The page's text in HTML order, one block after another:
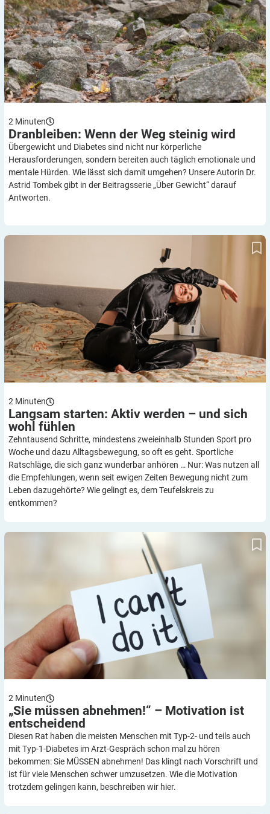
2 Minuten
Dranbleiben: Wenn der Weg steinig wird
Übergewicht und Diabetes sind nicht nur körperliche
Herausforderungen, sondern bereiten auch täglich emotionale und
mentale Hürden. Wie lässt sich damit umgehen? Unsere Autorin Dr.
Astrid Tombek gibt in der Beitragsserie „Über Gewicht“ darauf
Antworten.
2 Minuten
Langsam starten: Aktiv werden – und sich
wohl fühlen
Zehntausend Schritte, mindestens zweieinhalb Stunden Sport pro
Woche und dazu Alltagsbewegung, so oft es geht. Sportliche
Ratschläge, die sich ganz wunderbar anhören … Nur: Was nutzen all
die Empfehlungen, wenn seit ewigen Zeiten Bewegung nicht zum
Leben dazugehörte? Wie gelingt es, dem Teufelskreis zu
entkommen?
„Sie müssen abnehmen!“ – Motivation ist entscheidend
2 Minuten
„Sie müssen abnehmen!“ – Motivation ist
entscheidend
Diesen Rat haben die meisten Menschen mit Typ-2- und teils auch
mit Typ-1-Diabetes im Arzt-Gespräch schon mal zu hören
bekommen: Sie MÜSSEN abnehmen! Das klingt nach Vorschrift und
ist für viele Menschen schwer umzusetzen. Wie die Motivation
trotzdem gelingen kann, beschreiben wir hier.